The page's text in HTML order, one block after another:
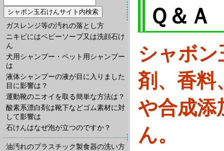
ガスレンジ等の汚れの落とし方
ニキビにはベビーソープ又は洗顔石け
ん
犬用シャンプー・ペット用シャンプー
は
液体シャンプーの液が目に入りました
目に影響は？
運動靴のニオイを取る簡単な方法は？
酸素系漂白剤は靴下などゴム素材に対
して影響は
石けんはなぜ泡が立つのですか？
油汚れのプラスチック製食器の洗い方
Ｑ＆Ａ
シャボン
剤、香料
や合成添
ん。